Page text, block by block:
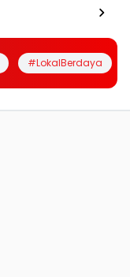
#LokalBerdaya